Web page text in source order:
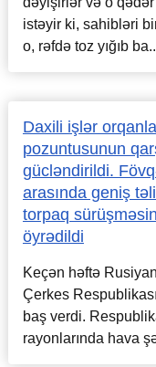
istəyir ki, sahibləri
o, rəfdə toz yığıb
Daxili işlər
pozuntusunun
gücləndirildi.
arasında geniş
torpaq
öyrədildi
Keçən həftə
Çerkes
baş verdi.
rayonlarında hava